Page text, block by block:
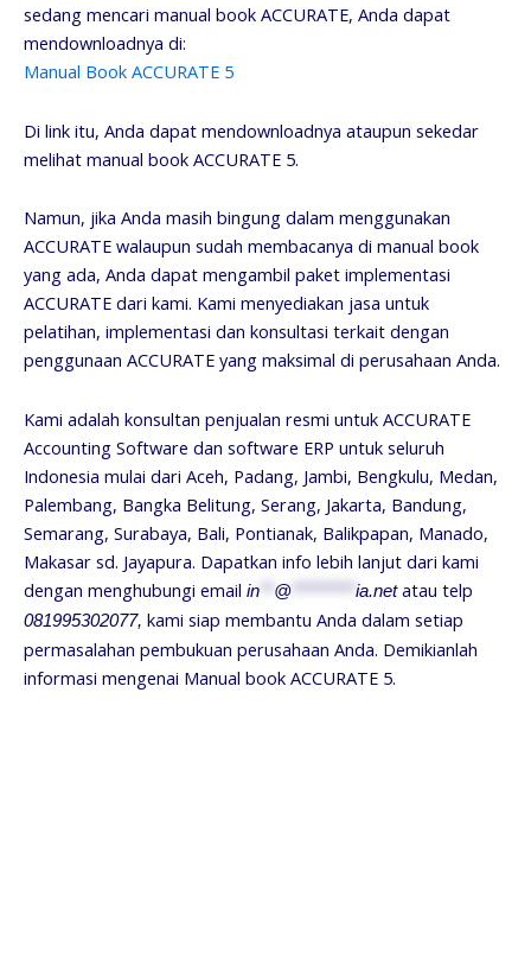
sedang mencari manual book ACCURATE, Anda dapat
mendownloadnya di:
Manual Book ACCURATE 5
Di link itu, Anda dapat mendownloadnya ataupun sekedar
melihat manual book ACCURATE 5.
Namun, jika Anda masih bingung dalam menggunakan
ACCURATE walaupun sudah membacanya di manual book
yang ada, Anda dapat mengambil paket implementasi
ACCURATE dari kami. Kami menyediakan jasa untuk
pelatihan, implementasi dan konsultasi terkait dengan
penggunaan ACCURATE yang maksimal di perusahaan Anda.
Kami adalah konsultan penjualan resmi untuk ACCURATE
Accounting Software dan software ERP untuk seluruh
Indonesia mulai dari Aceh, Padang, Jambi, Bengkulu, Medan,
Palembang, Bangka Belitung, Serang, Jakarta, Bandung,
Semarang, Surabaya, Bali, Pontianak, Balikpapan, Manado,
Makasar sd. Jayapura. Dapatkan info lebih lanjut dari kami
dengan menghubungi email in @ ********* ia.netatau telp
081995302077, kami siap membantu Anda dalam setiap
permasalahan pembukuan perusahaan Anda. Demikianlah
informasi mengenai Manual book ACCURATE 5.